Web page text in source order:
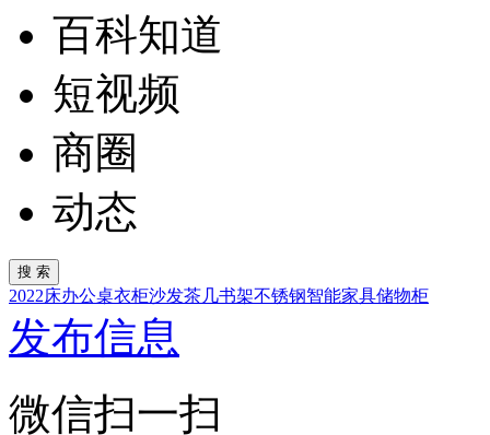
百科知道
短视频
商圈
动态
2022床办公桌衣柜沙发茶几书架不锈钢智能家具储物柜
发布信息
微信扫一扫